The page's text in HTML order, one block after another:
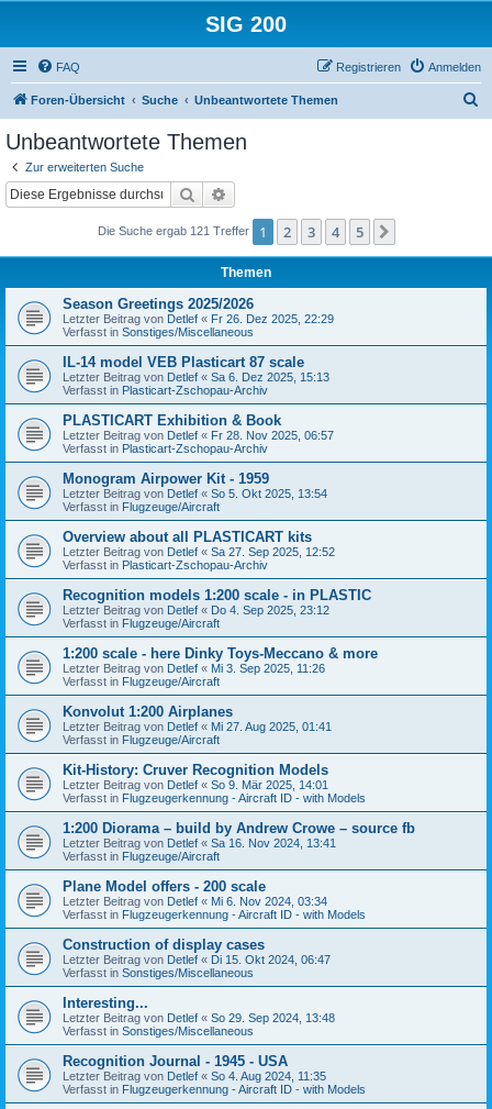
SIG 200
FAQ Anmelden
Registrieren
Foren-Übersicht Suche Unbeantwortete Themen
Unbeantwortete Themen
Zur erweiterten Suche
Suche
Die Suche ergab 121 Treffer 1 2 3 4 5
Themen
Season Greetings 2025/2026
Letzter Beitrag von Detlef « Fr 26. Dez 2025, 22:29
Verfasst in Sonstiges/Miscellaneous
IL-14 model VEB Plasticart 87 scale
Letzter Beitrag von Detlef « Sa 6. Dez 2025, 15:13
Verfasst in Plasticart-Zschopau-Archiv
PLASTICART Exhibition & Book
Letzter Beitrag von Detlef « Fr 28. Nov 2025, 06:57
Verfasst in Plasticart-Zschopau-Archiv
Monogram Airpower Kit - 1959
Letzter Beitrag von Detlef « So 5. Okt 2025, 13:54
Verfasst in Flugzeuge/Aircraft
Overview about all PLASTICART kits
Letzter Beitrag von Detlef « Sa 27. Sep 2025, 12:52
Verfasst in Plasticart-Zschopau-Archiv
Recognition models 1:200 scale - in PLASTIC
Letzter Beitrag von Detlef « Do 4. Sep 2025, 23:12
Verfasst in Flugzeuge/Aircraft
1:200 scale - here Dinky Toys-Meccano & more
Letzter Beitrag von Detlef « Mi 3. Sep 2025, 11:26
Verfasst in Flugzeuge/Aircraft
Konvolut 1:200 Airplanes
Letzter Beitrag von Detlef « Mi 27. Aug 2025, 01:41
Verfasst in Flugzeuge/Aircraft
Kit-History: Cruver Recognition Models
Letzter Beitrag von Detlef « So 9. Mär 2025, 14:01
Verfasst in Flugzeugerkennung - Aircraft ID - with Models
1:200 Diorama – build by Andrew Crowe – source fb
Letzter Beitrag von Detlef « Sa 16. Nov 2024, 13:41
Verfasst in Flugzeuge/Aircraft
Plane Model offers - 200 scale
Letzter Beitrag von Detlef « Mi 6. Nov 2024, 03:34
Verfasst in Flugzeugerkennung - Aircraft ID - with Models
Construction of display cases
Letzter Beitrag von Detlef « Di 15. Okt 2024, 06:47
Verfasst in Sonstiges/Miscellaneous
Interesting...
Letzter Beitrag von Detlef « So 29. Sep 2024, 13:48
Verfasst in Sonstiges/Miscellaneous
Recognition Journal - 1945 - USA
Letzter Beitrag von Detlef « So 4. Aug 2024, 11:35
Verfasst in Flugzeugerkennung - Aircraft ID - with Models